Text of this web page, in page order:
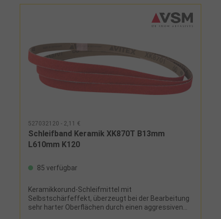
527032120 - 2,11 €
Schleifband Keramik XK870T B13mm
L610mm K120
85 verfügbar
Keramikkorund-Schleifmittel mit
Selbstschärfeffekt, überzeugt bei der Bearbeitung
sehr harter Oberflächen durch einen aggressiven